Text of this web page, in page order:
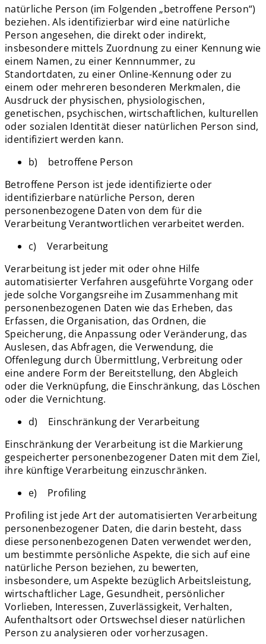
natürliche Person (im Folgenden „betroffene Person“)
beziehen. Als identifizierbar wird eine natürliche
Person angesehen, die direkt oder indirekt,
insbesondere mittels Zuordnung zu einer Kennung wie
einem Namen, zu einer Kennnummer, zu
Standortdaten, zu einer Online-Kennung oder zu
einem oder mehreren besonderen Merkmalen, die
Ausdruck der physischen, physiologischen,
genetischen, psychischen, wirtschaftlichen, kulturellen
oder sozialen Identität dieser natürlichen Person sind,
identifiziert werden kann.
b) betroffene Person
Betroffene Person ist jede identifizierte oder
identifizierbare natürliche Person, deren
personenbezogene Daten von dem für die
Verarbeitung Verantwortlichen verarbeitet werden.
c) Verarbeitung
Verarbeitung ist jeder mit oder ohne Hilfe
automatisierter Verfahren ausgeführte Vorgang oder
jede solche Vorgangsreihe im Zusammenhang mit
personenbezogenen Daten wie das Erheben, das
Erfassen, die Organisation, das Ordnen, die
Speicherung, die Anpassung oder Veränderung, das
Auslesen, das Abfragen, die Verwendung, die
Offenlegung durch Übermittlung, Verbreitung oder
eine andere Form der Bereitstellung, den Abgleich
oder die Verknüpfung, die Einschränkung, das Löschen
oder die Vernichtung.
d) Einschränkung der Verarbeitung
Einschränkung der Verarbeitung ist die Markierung
gespeicherter personenbezogener Daten mit dem Ziel,
ihre künftige Verarbeitung einzuschränken.
e) Profiling
Profiling ist jede Art der automatisierten Verarbeitung
personenbezogener Daten, die darin besteht, dass
diese personenbezogenen Daten verwendet werden,
um bestimmte persönliche Aspekte, die sich auf eine
natürliche Person beziehen, zu bewerten,
insbesondere, um Aspekte bezüglich Arbeitsleistung,
wirtschaftlicher Lage, Gesundheit, persönlicher
Vorlieben, Interessen, Zuverlässigkeit, Verhalten,
Aufenthaltsort oder Ortswechsel dieser natürlichen
Person zu analysieren oder vorherzusagen.